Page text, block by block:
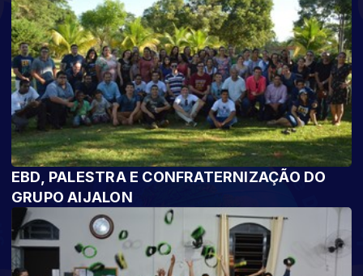
EBD, PALESTRA E CONFRATERNIZAÇÃO DO
GRUPO AIJALON